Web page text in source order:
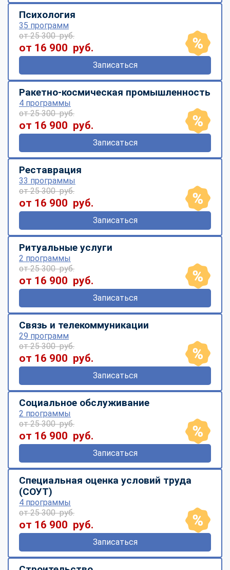
Психология
35 программ
от 25 300 руб.
от 16 900 руб.
Записаться
Ракетно-космическая промышленность
4 программы
от 25 300 руб.
от 16 900 руб.
Записаться
Реставрация
33 программы
от 25 300 руб.
от 16 900 руб.
Записаться
Ритуальные услуги
2 программы
от 25 300 руб.
от 16 900 руб.
Записаться
Связь и телекоммуникации
29 программ
от 25 300 руб.
от 16 900 руб.
Записаться
Социальное обслуживание
2 программы
от 25 300 руб.
от 16 900 руб.
Записаться
Специальная оценка условий труда
(СОУТ)
4 программы
от 25 300 руб.
от 16 900 руб.
Записаться